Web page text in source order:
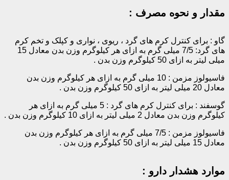
مقدار و نحوه مصرف :
گاو : برای کنترل کرم های گرد ، ریوی ، نواری و کپلک و تخم کرم
های گرد: 7/5 میلی گرم به ازای هر کیلوگرم وزن بدن معادل 15
میلی لیتر به ازای 50 کیلوگرم وزن بدن .
فاسیولوز مزمن : 10 میلی گرم به ازای هر کیلوگرم وزن بدن
معادل 20 میلی لیتر به ازای 50 کیلوگرم وزن بدن .
گوسفند : برای کنترل کرم های گرد : 5 میلی گرم به ازای هر
کیلوگرم وزن بدن معادل 2 میلی لیتر به ازای 10 کیلوگرم وزن بدن .
فاسیولوز مزمن : 7/5 میلی گرم به ازای هر کیلوگرم وزن بدن
معادل 15 میلی لیتر به ازای 50 کیلوگرم وزن بدن .
موارد هشدار دارو :